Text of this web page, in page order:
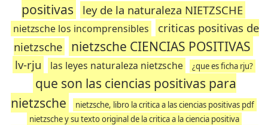
positivas
ley de la naturaleza NIETZSCHE
nietzsche los incomprensibles
criticas positivas de
nietzsche
nietzsche CIENCIAS POSITIVAS
lv-rju las leyes naturaleza nietzsche ¿que es ficha rju?
que son las ciencias positivas para
nietzsche
nietzsche, libro la critica a las ciencias positivas pdf
nietzsche y su texto original de la critica a la ciencia positiva